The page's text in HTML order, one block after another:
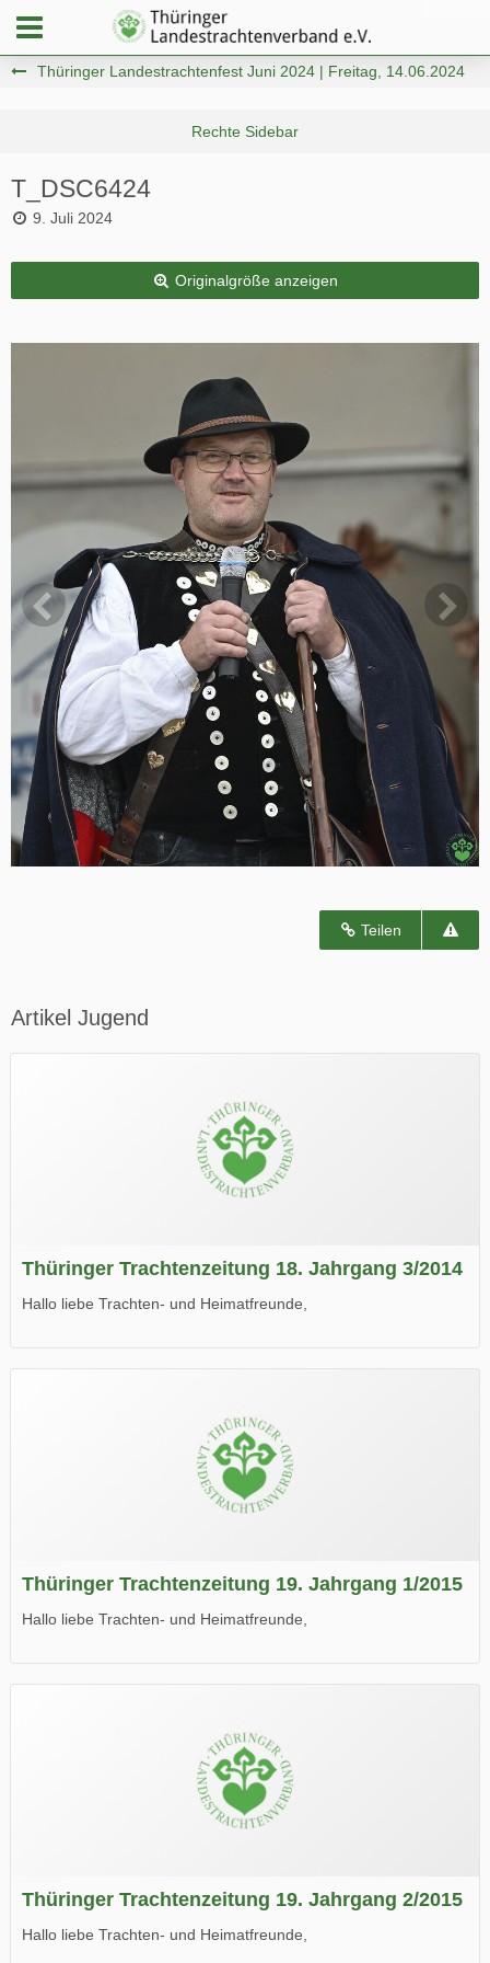
Thüringer Landestrachtenfest Juni 2024 | Freitag, 14.06.2024
T_DSC6424
9. Juli 2024
Originalgröße anzeigen
Teilen
Artikel Jugend
Thüringer Trachtenzeitung 18. Jahrgang 3/2014
Hallo liebe Trachten- und Heimatfreunde,
Wir wünschen Euch viel Spaß beim Lesen.
Thüringer Trachtenzeitung 19. Jahrgang 1/2015
Hallo liebe Trachten- und Heimatfreunde,
Wir wünschen Euch viel Spaß beim Lesen.
Thüringer Trachtenzeitung 19. Jahrgang 2/2015
Hallo liebe Trachten- und Heimatfreunde,